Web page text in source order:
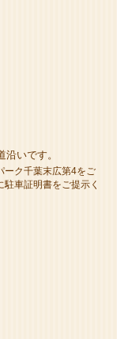
いです。
ーク千葉末広第4をご
車証明書をご提示く